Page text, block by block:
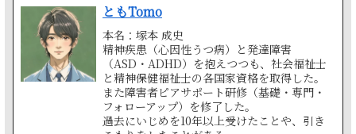
ともTomo
本名：塚本 成史
精神疾患（心因性うつ病）と発達障害
（ASD・ADHD）を抱えつつも、社会福祉士
と精神保健福祉士の各国家資格を取得した。
また障害者ピアサポート研修（基礎・専門・
フォローアップ）を修了した。
過去にいじめを10年以上受けたことや、引き